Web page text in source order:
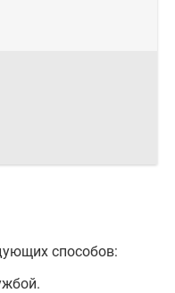
способов: